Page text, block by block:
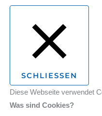
SCHLIESSEN
Diese Webseite verwendet
Was sind Cookies?